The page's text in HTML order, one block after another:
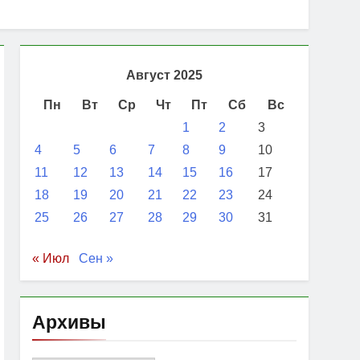
Август 2025
Пн Вт Ср Чт Пт Сб
Вс
1
2
3
4
5 6 7 8 9
10
11
12 13 14 15 16
17
18
19 20 21 22 23
24
25
26 27 28 29 30 31
« Июл Сен »
Архивы